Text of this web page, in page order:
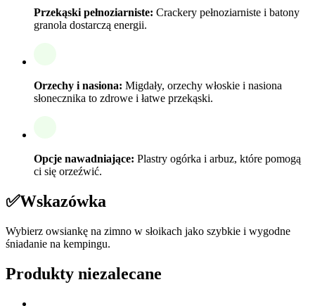
Przekąski pełnoziarniste: Crackery pełnoziarniste i batony
granola dostarczą energii.
Orzechy i nasiona: Migdały, orzechy włoskie i nasiona
słonecznika to zdrowe i łatwe przekąski.
Opcje nawadniające: Plastry ogórka i arbuz, które pomogą
ci się orzeźwić.
✅Wskazówka
Wybierz owsiankę na zimno w słoikach jako szybkie i wygodne
śniadanie na kempingu.
Produkty niezalecane